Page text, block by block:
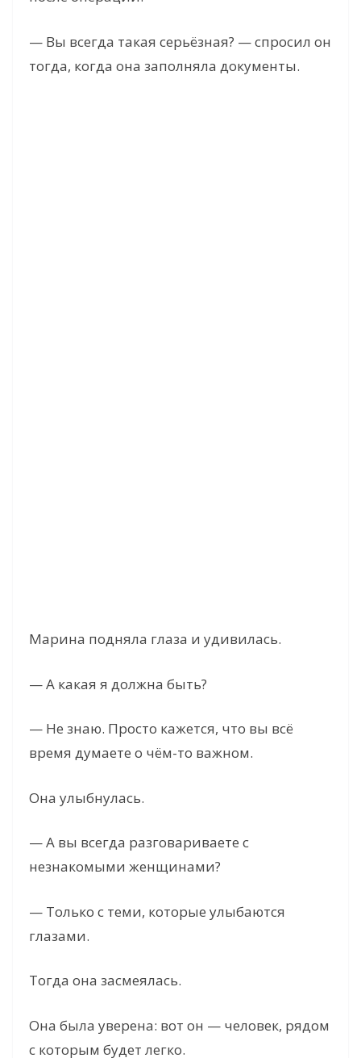
— Вы всегда такая серьёзная? — спросил он
тогда, когда она заполняла документы.
Марина подняла глаза и удивилась.
— А какая я должна быть?
— Не знаю. Просто кажется, что вы всё
время думаете о чём-то важном.
Она улыбнулась.
— А вы всегда разговариваете с
незнакомыми женщинами?
— Только с теми, которые улыбаются
глазами.
Тогда она засмеялась.
Она была уверена: вот он — человек, рядом
с которым будет легко.